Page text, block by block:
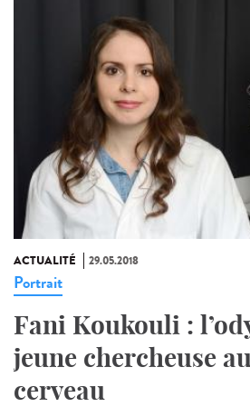
ACTUALITÉ 29.05.2018
Portrait
Fani Koukouli :
jeune chercheuse
cerveau